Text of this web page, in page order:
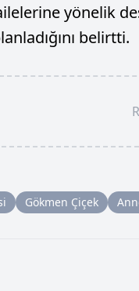
yönelik
belirtti.
Gökmen Çiçek